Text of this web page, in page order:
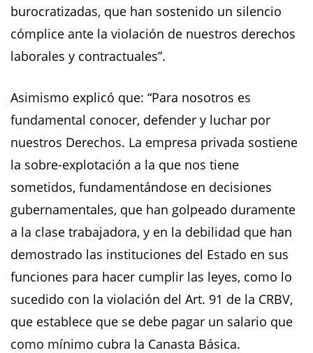
burocratizadas, que han sostenido un silencio
cómplice ante la violación de nuestros derechos
laborales y contractuales”.
Asimismo explicó que: “Para nosotros es
fundamental conocer, defender y luchar por
nuestros Derechos. La empresa privada sostiene
la sobre-explotación a la que nos tiene
sometidos, fundamentándose en decisiones
gubernamentales, que han golpeado duramente
a la clase trabajadora, y en la debilidad que han
demostrado las instituciones del Estado en sus
funciones para hacer cumplir las leyes, como lo
sucedido con la violación del Art. 91 de la CRBV,
que establece que se debe pagar un salario que
como mínimo cubra la Canasta Básica.